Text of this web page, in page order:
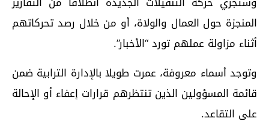
المنجزة حول العمال والولاة، أو من خلال رصد تحركاتهم
أثناء مزاولة عملهم تورد “الأخبار”.
وتوجد أسماء معروفة، عمرت طويلا بالإدارة الترابية ضمن
قائمة المسؤولين الذين تنتظرهم قرارات إعفاء أو الإحالة
على التقاعد.